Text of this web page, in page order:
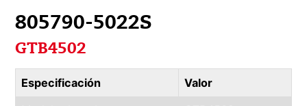
805790-5022S
GTB4502
Especificación Valor